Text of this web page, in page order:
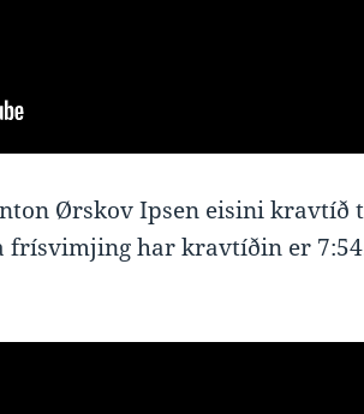
Ørskov Ipsen eisini kravtíð
frísvimjing har kravtíðin er